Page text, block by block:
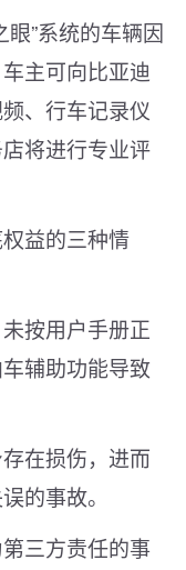
”系统的车辆因
主可向比亚迪
、行车记录仪
将进行专业评
益的三种情
按用户手册正
辅助功能导致
在损伤，进而
的事故。
三方责任的事